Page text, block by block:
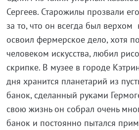
Сергеев. Старожилы прозвали
за то, что он всегда был верхом
освоил фермерское дело, хотя
человеком искусства, любил
скрипке. В музее в городе
дня хранится планетарий из
банок, сделанный руками
свою жизнь он собрал очень
банок и постоянно пытался